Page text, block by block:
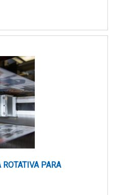
das mais variadas
Assegure a
de impressão de
po....
PARA